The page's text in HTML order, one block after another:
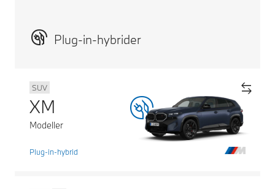
Plug-in-hybrider
SUV
XM
Modeller
Plug-in-hybrid